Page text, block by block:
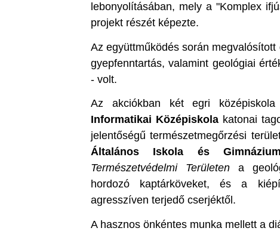
lebonyolításában, mely a "Komplex
projekt részét képezte.
Az együttműködés során
gyepfenntartás, valamint geológiai
- volt.
Az akciókban két egri
Informatikai Középiskolakatonai
jelentőségű természetmegőrzési
Általános Iskola és Gimnázium
Természetvédelmi Területena
hordozó kaptárköveket, és a
agresszíven terjedő cserjéktől.
A hasznos önkéntes munka mellett a